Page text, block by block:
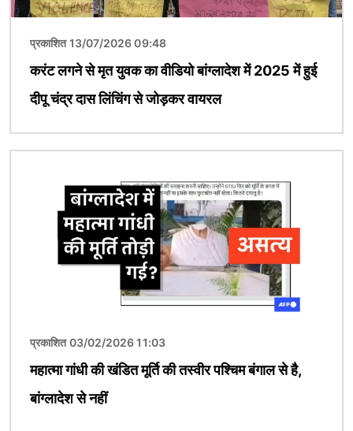
प्रकाशित 13/07/2026 09:48
करंट लगने से मृत युवक का वीडियो बांग्लादेश में 2025 में हुई
दीपू चंद्र दास लिंचिंग से जोड़कर वायरल
प्रकाशित 03/02/2026 11:03
महात्मा गांधी की खंडित मूर्ति की तस्वीर पश्चिम बंगाल से है,
बांग्लादेश से नहीं